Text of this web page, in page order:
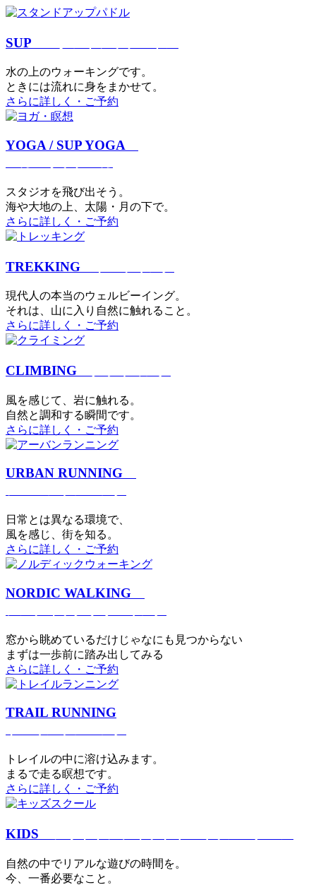
SUP
⽔の上のウォーキングです。
ときには流れに身をまかせて。
さらに詳しく・ご予約
YOGA / SUP YOGA
スタジオを⾶び出そう。
海や大地の上、太陽・⽉の下で。
さらに詳しく・ご予約
TREKKING
現代⼈の本当のウェルビーイング。
それは、⼭に⼊り⾃然に触れること。
さらに詳しく・ご予約
CLIMBING
⾵を感じて、岩に触れる。
⾃然と調和する瞬間です。
さらに詳しく・ご予約
URBAN RUNNING
日常とは異なる環境で、
風を感じ、街を知る。
さらに詳しく・ご予約
NORDIC WALKING
窓から眺めているだけじゃなにも見つからない
まずは一歩前に踏み出してみる
さらに詳しく・ご予約
TRAIL RUNNING
トレイルの中に溶け込みます。
まるで⾛る瞑想です。
さらに詳しく・ご予約
KIDS
⾃然の中でリアルな遊びの時間を。
今、⼀番必要なこと。